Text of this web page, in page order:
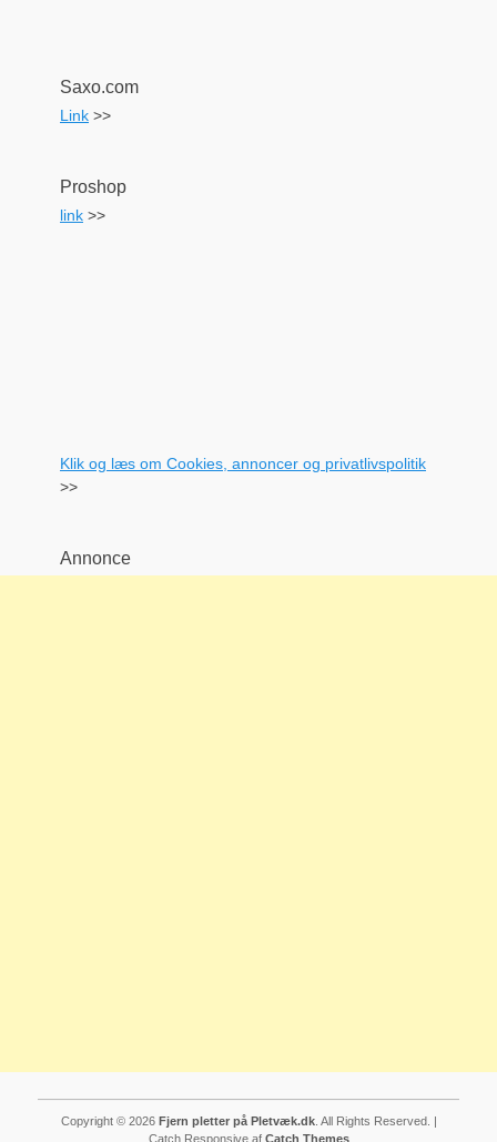
Saxo.com
Link >>
Proshop
link >>
Klik og læs om Cookies, annoncer og privatlivspolitik
>>
Annonce
Copyright © 2026 Fjern pletter på Pletvæk.dk. All Rights Reserved. |
Catch Responsive af Catch Themes